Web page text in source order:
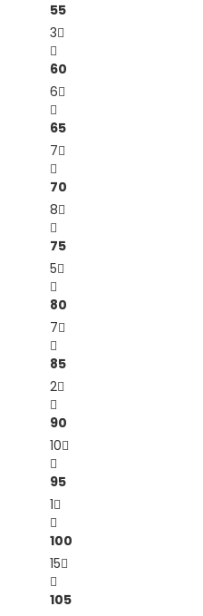
55
3
60
6
65
7
70
8
75
5
80
7
85
2
90
10
95
1
100
15
105